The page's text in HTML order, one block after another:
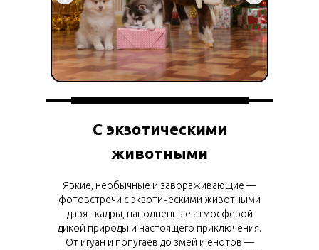
С экзотическими
животными
Яркие, необычные и завораживающие —
фотовстречи с экзотическими животными
дарят кадры, наполненные атмосферой
дикой природы и настоящего приключения.
От игуан и попугаев до змей и енотов —